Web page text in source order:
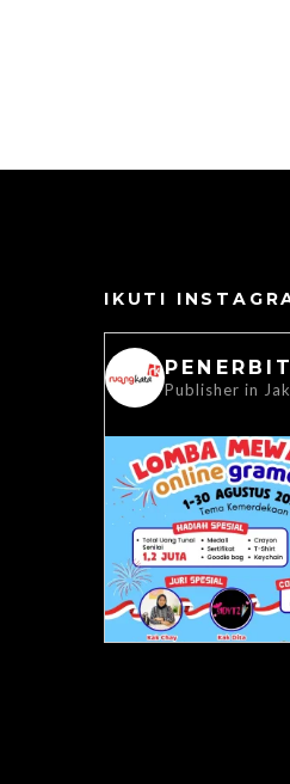
IKUTI
Publisher in